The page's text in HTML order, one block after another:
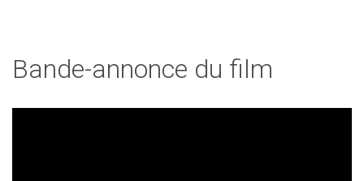
Bande-annonce du film